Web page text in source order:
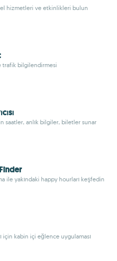
hizmetleri ve etkinlikleri bulun
trafik bilgilendirmesi
saatler, anlık bilgiler, biletler sunar
ile yakındaki happy hourları keşfedin
için kabin içi eğlence uygulaması